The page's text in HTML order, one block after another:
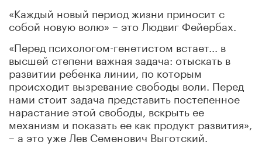
«Каждый новый период жизни приносит с
собой новую волю» – это Людвиг Фейербах.
«Перед психологом-генетистом встает... в
высшей степени важная задача: отыскать в
развитии ребенка линии, по которым
происходит вызревание свободы воли. Перед
нами стоит задача представить постепенное
нарастание этой свободы, вскрыть ее
механизм и показать ее как продукт развития»,
– а это уже Лев Семенович Выготский.